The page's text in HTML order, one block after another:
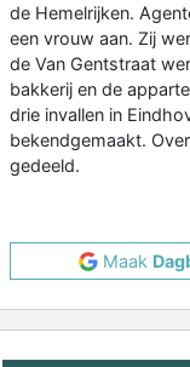
de Hemelrijken.
een vrouw aan. Zij
de Van Gentstraat
bakkerij en de
drie invallen in
bekendgemaakt.
gedeeld.
Maak